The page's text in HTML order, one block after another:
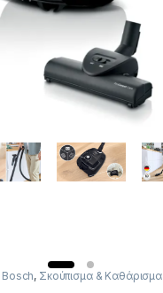
Bosch, Σκούπισμα & Καθάρισμα